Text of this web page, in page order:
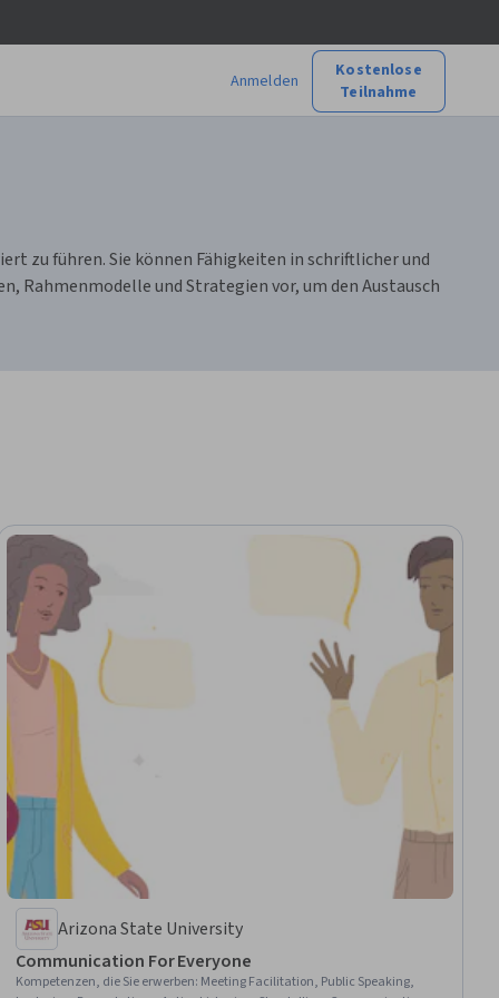
Anmelden
Kostenlose
Teilnahme
zu führen. Sie können Fähigkeiten in schriftlicher und
Rahmenmodelle und Strategien vor, um den Austausch
Arizona State University
Communication For Everyone
Kompetenzen, die Sie erwerben: Meeting Facilitation, Public Speaking,